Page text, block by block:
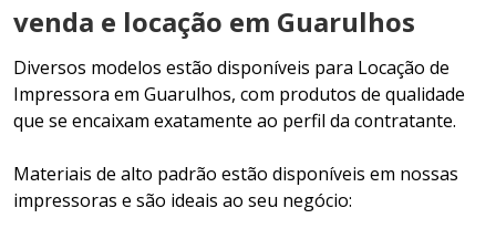
venda e locação em Guarulhos
Diversos modelos estão disponíveis para Locação de
Impressora em Guarulhos, com produtos de qualidade
que se encaixam exatamente ao perfil da contratante.
Materiais de alto padrão estão disponíveis em nossas
impressoras e são ideais ao seu negócio: